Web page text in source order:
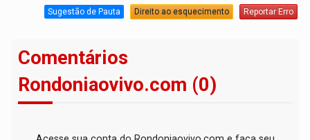
Sugestão de Pauta Direito ao esquecimento Reportar Erro
Comentários
Rondoniaovivo.com (0)